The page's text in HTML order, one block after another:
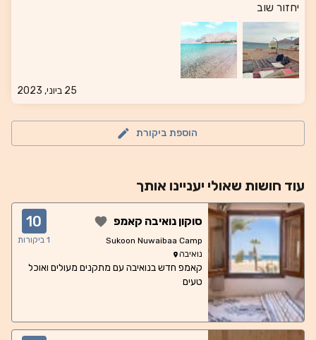
יחזור שוב
25 ביוני, 2023
הוספת ביקורת
עוד חושות שאולי יעניינו אותך
סוקון נואיבה קאמפ
Sukoon Nuwaibaa Camp
נואיבה
10
1 ביקורות
קאמפ חדש בנואיבה עם מתקנים מעולים ואוכל
טעים